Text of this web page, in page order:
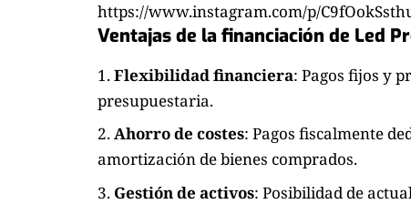
https://www.instagram.com/p/
Ventajas de la financiación de Led
Flexibilidad financiera: Pagos fijos y
presupuestaria.
Ahorro de costes: Pagos fiscalmente
amortización de bienes comprados.
Gestión de activos: Posibilidad de